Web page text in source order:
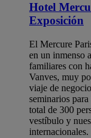
Hotel
Exposición
El Mercure
en un inmenso
familiares con
Vanves, muy
viaje de
seminarios
total de 300
vestíbulo y
internacionales.